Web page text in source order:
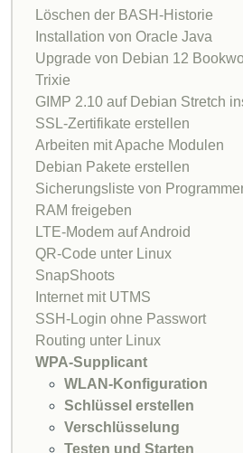
Löschen der BASH-Historie
Installation von Oracle Java
Upgrade von Debian 12
Trixie
GIMP 2.10 auf Debian Stretch
SSL-Zertifikate erstellen
Arbeiten mit Apache Modulen
Debian Pakete erstellen
Sicherungsliste von
RAM freigeben
LTE-Modem auf Android
QR-Code unter Linux
SnapShoots
Internet mit UTMS
SSH-Login ohne Passwort
Routing unter Linux
WPA-Supplicant
WLAN-Konfiguration
Schlüssel erstellen
Verschlüsselung
Testen und Starten